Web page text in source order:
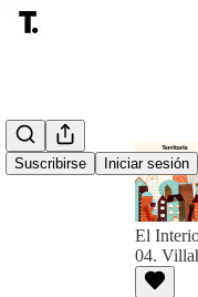
Suscribirse Iniciar sesión
El
04.